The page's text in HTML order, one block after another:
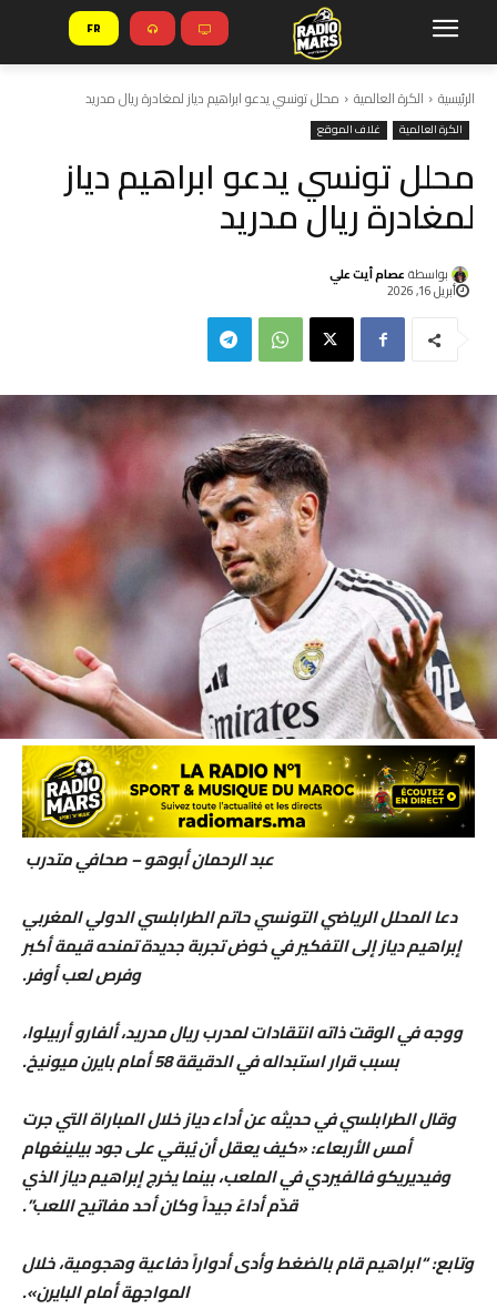
FR
الرئيسية الكرة العالمية محلل تونسي يدعو ابراهيم دياز لمغادرة ريال مدريد
الكرة العالمية غلاف الموقع
محلل تونسي يدعو ابراهيم دياز
لمغادرة ريال مدريد
بواسطة عصام أيت علي
أبريل 16, 2026
عبد الرحمان أبوهو – صحافي متدرب
دعا المحلل الرياضي التونسي حاتم الطرابلسي الدولي المغربي
إبراهيم دياز إلى التفكير في خوض تجربة جديدة تمنحه قيمة أكبر
وفرص لعب أوفر.
ووجه في الوقت ذاته انتقادات لمدرب ريال مدريد، ألفارو أربيلوا،
بسبب قرار استبداله في الدقيقة 58 أمام بايرن ميونيخ.
وقال الطرابلسي في حديثه عن أداء دياز خلال المباراة التي جرت
أمس الأربعاء: «كيف يعقل أن يُبقي على جود بيلينغهام
وفيديريكو فالفيردي في الملعب، بينما يخرج إبراهيم دياز الذي
قدّم أداءً جيداً وكان أحد مفاتيح اللعب”.
وتابع: “ابراهيم قام بالضغط وأدى أدواراً دفاعية وهجومية، خلال
المواجهة أمام البايرن».